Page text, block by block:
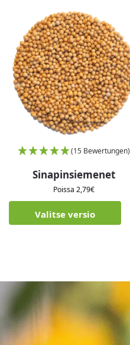
(15 Bewertungen)
Sinapinsiemenet
Poissa 2,79€
Valitse versio